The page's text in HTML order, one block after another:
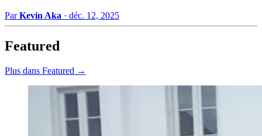
ParKevin Aka · déc. 12, 2025
Featured
Plus dans Featured →